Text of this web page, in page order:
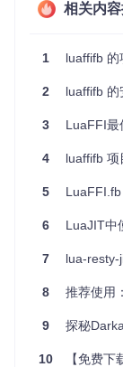
4、项目特点
迁移已有代码
多平台支持
：
活。
高效性能。
能出现的错误
尽管存在一些
具。如果你在
相关内
1 luaffifb 的
2 luaffifb 的
3 LuaFFI最
4 luaffifb 项
5
6 LuaJIT中
7 lua-resty-
8 推荐使用
9 探秘
10 【免费下